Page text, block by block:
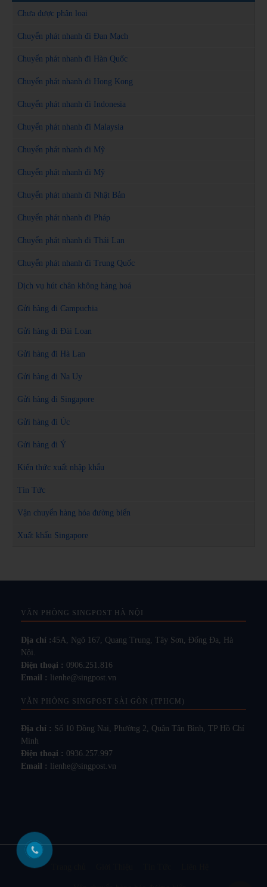
Chưa được phân loại
Chuyển phát nhanh đi Đan Mạch
Chuyển phát nhanh đi Hàn Quốc
Chuyển phát nhanh đi Hong Kong
Chuyển phát nhanh đi Indonesia
Chuyển phát nhanh đi Malaysia
Chuyển phát nhanh đi Mỹ
Chuyển phát nhanh đi Mỹ
Chuyển phát nhanh đi Nhật Bản
Chuyển phát nhanh đi Pháp
Chuyển phát nhanh đi Thái Lan
Chuyển phát nhanh đi Trung Quốc
Dịch vụ hút chân không hàng hoá
Gửi hàng đi Campuchia
Gửi hàng đi Đài Loan
Gửi hàng đi Hà Lan
Gửi hàng đi Na Uy
Gửi hàng đi Singapore
Gửi hàng đi Úc
Gửi hàng đi Ý
Kiến thức xuất nhập khẩu
Tin Tức
Vận chuyển hàng hóa đường biển
Xuất khẩu Singapore
VĂN PHÒNG SINGPOST HÀ NỘI
Địa chỉ :45A, Ngõ 167, Quang Trung, Tây Sơn, Đống Đa, Hà
Nội.
Điện thoại : 0906.251.816
Email :
lienhe@singpost.vn
VĂN PHÒNG SINGPOST SÀI GÒN (TPHCM)
Địa chỉ : Số 10 Đồng Nai, Phường 2, Quận Tân Bình, TP Hồ Chí
Minh
Điện thoại : 0936.257.997
Email :
lienhe@singpost.vn